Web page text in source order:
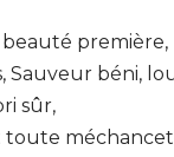
première,
Sauveur béni,
sûr,